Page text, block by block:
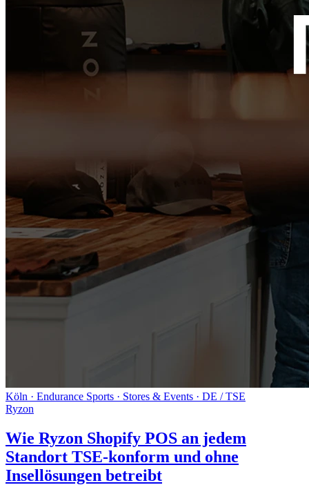
Köln · Endurance Sports · Stores & Events · DE / TSE
Ryzon
Wie Ryzon Shopify POS an jedem
Standort TSE-konform und ohne
Insellösungen betreibt